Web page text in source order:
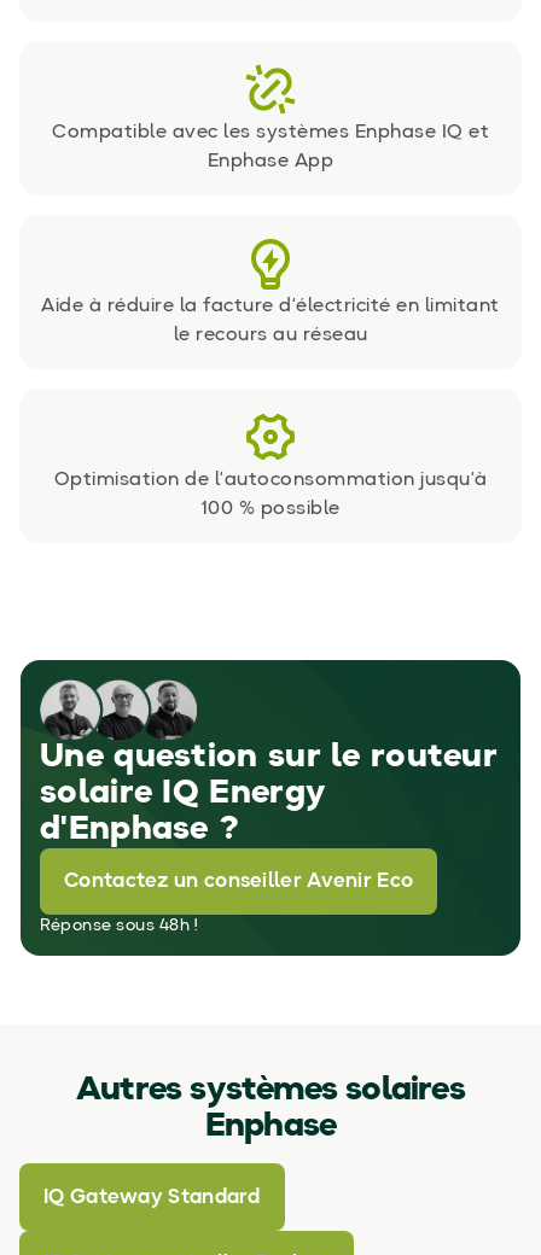
Compatible avec les systèmes Enphase IQ et
Enphase App
Aide à réduire la facture d’électricité en limitant
le recours au réseau
Optimisation de l’autoconsommation jusqu’à
100 % possible
Une question sur le routeur
solaire IQ Energy
d'Enphase ?
Contactez un conseiller Avenir Eco
Réponse sous 48h !
Autres systèmes solaires
Enphase
IQ Gateway Standard